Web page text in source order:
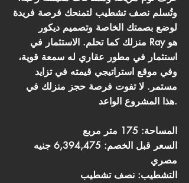
وتُسلم نصف تشطيب لتمنحك فرصة فريدة
لوضع بصمتك الخاصة وتصميم ديكور
منزلك كما تحلم. الاستثمار في Ray هو
استثمار في مطور عقاري له سمعة قوية،
وفي موقع استراتيجي قيمته في تزايد
مستمر. لا تفوت فرصة حجز منزلك في
هذا المشروع الواعد.
المساحة: 175 متر مربع
السعر قبل الخصم: 6,394,475 جنيه
مصري
التشطيب: نصف تشطيب